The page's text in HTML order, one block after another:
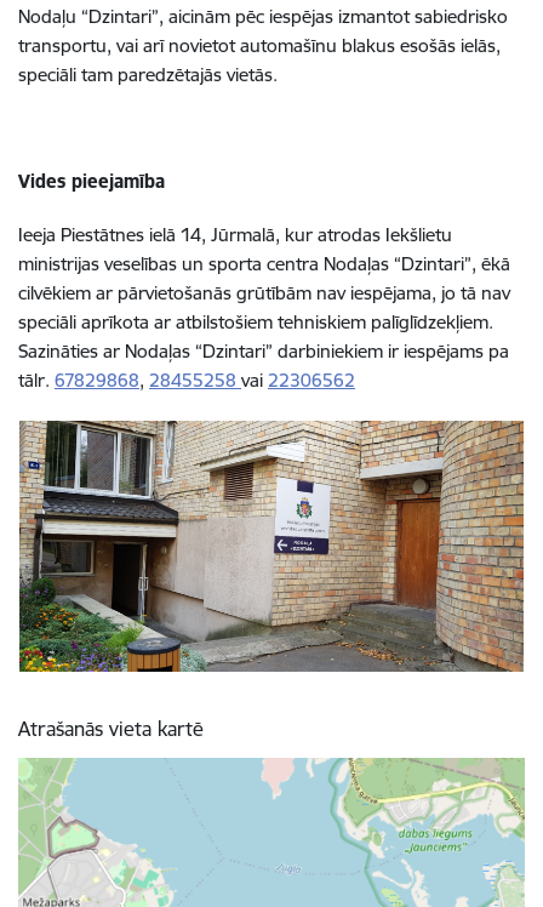
Nodaļu “Dzintari”, aicinām pēc iespējas izmantot sabiedrisko
transportu, vai arī novietot automašīnu blakus esošās ielās,
speciāli tam paredzētajās vietās.
Vides pieejamība
Ieeja Piestātnes ielā 14, Jūrmalā, kur atrodas Iekšlietu
ministrijas veselības un sporta centra Nodaļas “Dzintari”, ēkā
cilvēkiem ar pārvietošanās grūtībām nav iespējama, jo tā nav
speciāli aprīkota ar atbilstošiem tehniskiem palīglīdzekļiem.
Sazināties ar Nodaļas “Dzintari” darbiniekiem ir iespējams pa
tālr. 67829868, 28455258 vai 22306562
Atrašanās vieta kartē